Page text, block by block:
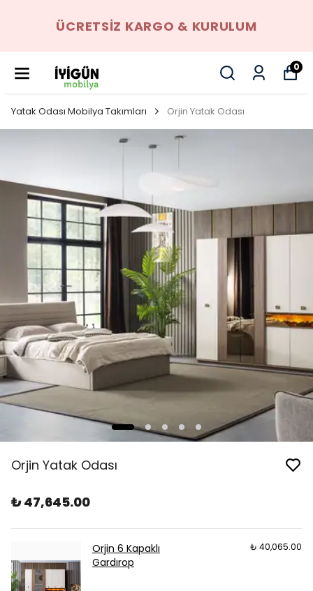
ÜCRETSIZ KARGO & KURULUM
0
Yatak Odası Mobilya Takımları Orjin Yatak Odası
Orjin Yatak Odası
₺ 47,645.00
Orjin 6 Kapaklı
Gardırop
₺ 40,065.00